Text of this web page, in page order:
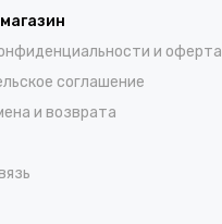
и оферта
соглашение
и возврата